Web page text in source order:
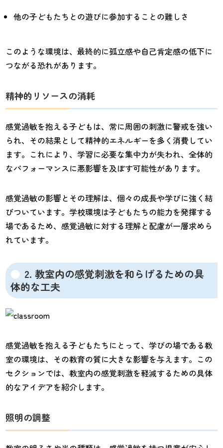
他の子どもたちとの遊びに参加することの難しさ
このような環境は、最終的に孤立感や自己肯定感の低下に
つながる恐れがあります。
精神的リソースの消耗
感覚過敏を抱える子どもは、常に周囲の刺激に警戒を強い
られ、その結果として精神的エネルギーを多く消費してい
ます。これにより、学習に必要な集中力が失われ、全体的
なパフォーマンスに悪影響を及ぼす可能性があります。
感覚過敏の影響とその理解は、個々の成長や学びに強く結
びついています。学校環境は子どもたちの能力を発揮する
場であるため、感覚過敏に対する理解と配慮が一層求めら
れています。
2. 教室内の感覚刺激を和らげるための具
体的な工夫
感覚過敏を抱える子どもたちにとって、学びの場である教
室の環境は、その教育の質に大きな影響を与えます。この
セクションでは、教室内の感覚刺激を軽減するための具体
的なアイデアを紹介します。
照明の調整